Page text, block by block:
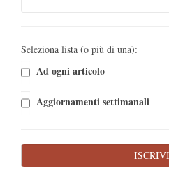
Seleziona lista (o più di una):
Ad ogni articolo
Aggiornamenti settimanali